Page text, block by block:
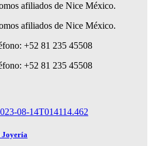
afiliados de Nice México.
afiliados de Nice México.
+52 81 235 45508
+52 81 235 45508
Joyería